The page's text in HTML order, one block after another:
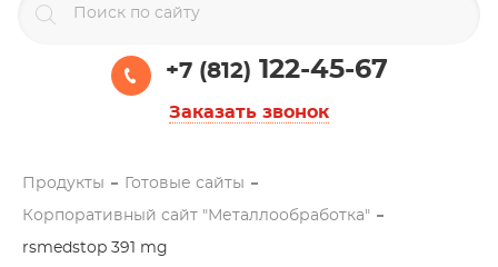
+7 (812) 122-45-67
Заказать звонок
Продукты Готовые сайты
Корпоративный сайт "Металлообработка"
rsmedstop 391 mg